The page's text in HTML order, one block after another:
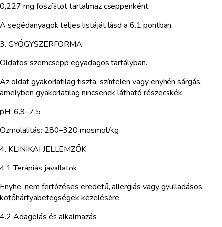
0,227 mg foszfátot tartalmaz cseppenként.
A segédanyagok teljes listáját lásd a 6.1 pontban.
3. GYÓGYSZERFORMA
Oldatos szemcsepp egyadagos tartályban.
Az oldat gyakorlatilag tiszta, színtelen vagy enyhén sárgás,
amelyben gyakorlatilag nincsenek látható részecskék.
pH: 6,9–7,5
Ozmolalitás: 280–320 mosmol/kg
4. KLINIKAI JELLEMZŐK
4.1 Terápiás javallatok
Enyhe, nem fertőzéses eredetű, allergiás vagy gyulladásos
kötőhártyabetegségek kezelésére.
4.2 Adagolás és alkalmazás